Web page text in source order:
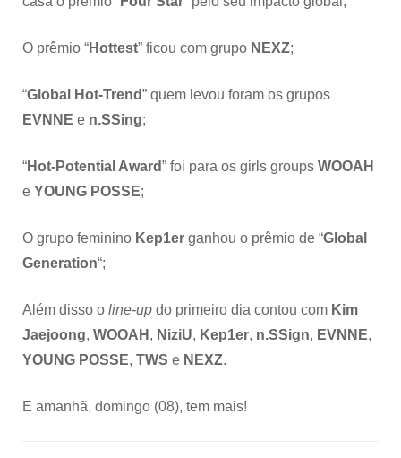
O prêmio “Hottest” ficou com grupo NEXZ;
“Global Hot-Trend” quem levou foram os grupos
EVNNE e n.SSing;
“Hot-Potential Award” foi para os girls groups WOOAH
e YOUNG POSSE;
O grupo feminino Kep1er ganhou o prêmio de “Global
Generation“;
Além disso o line-up do primeiro dia contou com Kim
Jaejoong, WOOAH , NiziU, Kep1er, n.SSign, EVNNE,
YOUNG POSSE, TWS e NEXZ.
E amanhã, domingo (08), tem mais!